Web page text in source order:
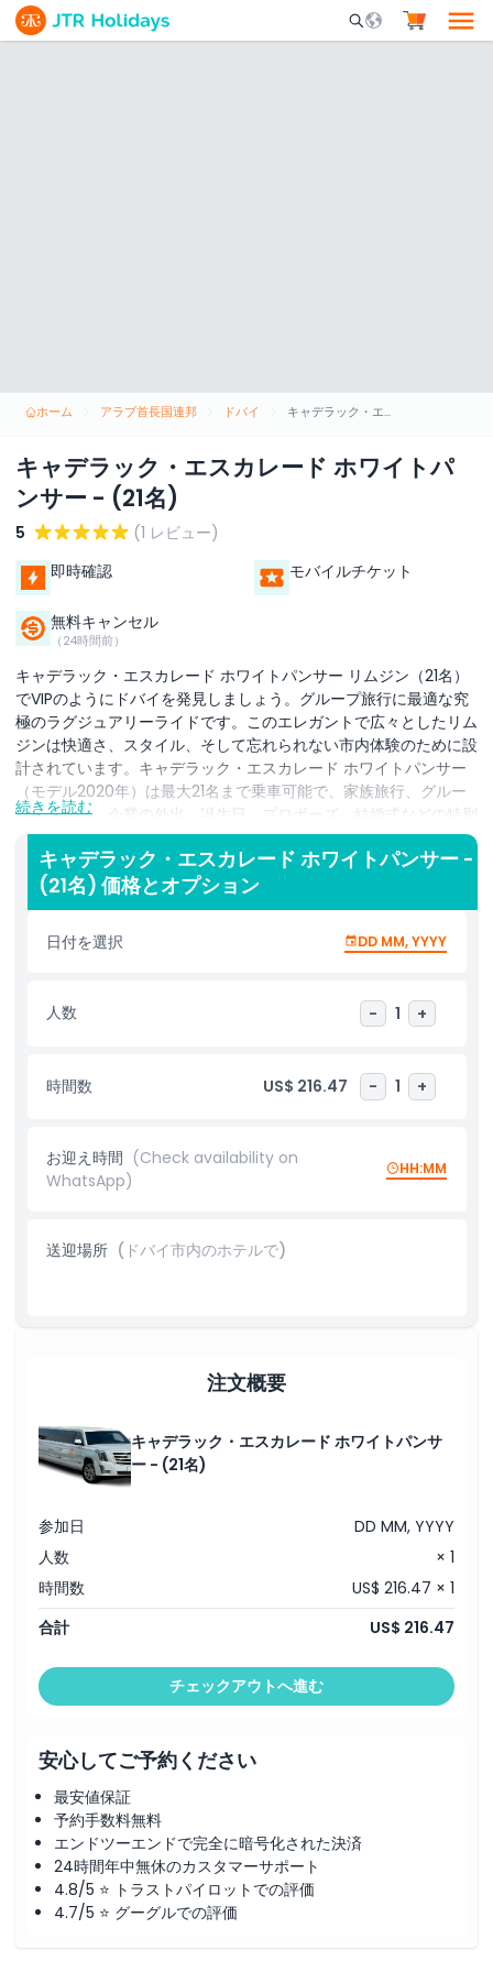
Mobile Search
ホーム アラブ首長国連邦 ドバイ キャデラック・エスカレード ホワイトパンサー - (21名)
キャデラック・エスカレード ホワイトパ
ンサー - (21名)
5
(1 レビュー)
即時確認
モバイルチケット
無料キャンセル
（24時間前）
キャデラック・エスカレード ホワイトパンサー リムジン（21名）
でVIPのようにドバイを発見しましょう。グループ旅行に最適な究
極のラグジュアリーライドです。このエレガントで広々としたリム
ジンは快適さ、スタイル、そして忘れられない市内体験のために設
計されています。キャデラック・エスカレード ホワイトパンサー
（モデル2020年）は最大21名まで乗車可能で、家族旅行、グルー
プイベント、企業の外出、誕生日、プロポーズ、結婚式などの特別
な祝賀に最適です。車内では高級レザーシート、カラフルなLED照
明、プライバシー仕切り、高級サウンドシステムをお楽しみいただ
け、街中をクルーズするのにぴったりの雰囲気を演出します。ブル
ジュ・ハリファ、ドバイ・マリーナ、パーム・ジュメイラなどの象
徴的な名所への停車が含まれます。昼間の冒険でも夜のイルミネー
ションツアーでも、このリムジンは快適かつ上品に移動できること
キ、フローラルデコレーション、祝賀セットアップなどのカスタム
オプションもご要望に応じてご提供します。ドバイでのキャデラッ
続きを読む
キャデラック・エスカレード ホワイトパンサー -
(21名) 価格とオプション
日付を選択 DD MM, YYYY
人数 - 1 +
時間数 US$ 216.47 - 1 +
お迎え時間 (Check availability on
WhatsApp)
HH:MM
送迎場所 (ドバイ市内のホテルで)
注文概要
キャデラック・エスカレード ホワイトパンサ
ー - (21名)
参加日
DD MM, YYYY
人数
× 1
時間数
US$ 216.47 × 1
合計
US$ 216.47
チェックアウトへ進む
安心してご予約ください
最安値保証
予約手数料無料
エンドツーエンドで完全に暗号化された決済
24時間年中無休のカスタマーサポート
4.8/5 ⭐ トラストパイロットでの評価
4.7/5 ⭐ グーグルでの評価